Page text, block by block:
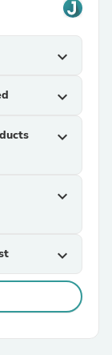
expand_more
expand_more
expand_more
expand_more
expand_more